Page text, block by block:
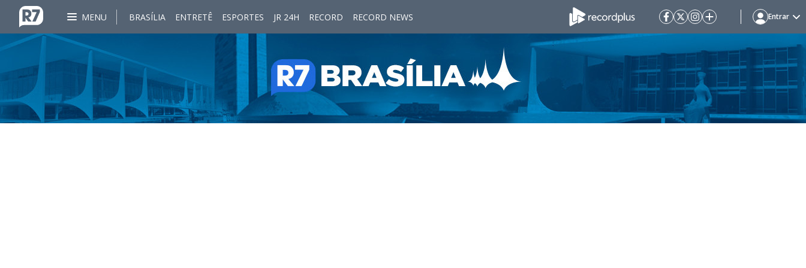
MENU BRASÍLIA ENTRETÊ ESPORTES JR 24H RECORD RECORD NEWS Entrar